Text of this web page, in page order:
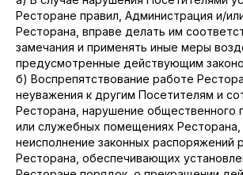
Ресторане правил, Администрация и/
Ресторана, вправе делать им
замечания и применять иные меры
предусмотренные действующим
б) Воспрепятствование работе
неуважения к другим Посетителям и
Ресторана, нарушение общественного
или служебных помещениях Ресторана,
неисполнение законных распоряжений
Ресторана, обеспечивающих